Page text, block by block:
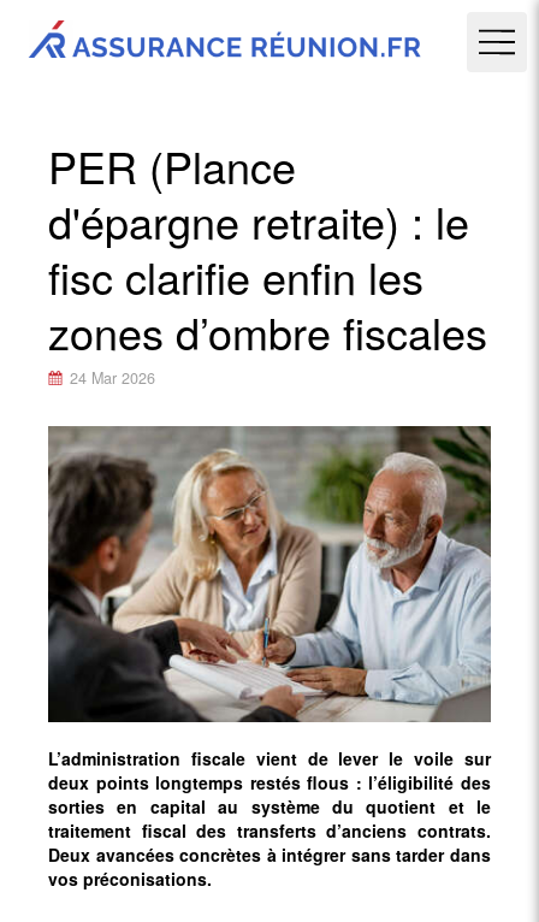
PER (Plance
d'épargne retraite) : le
fisc clarifie enfin les
zones d’ombre fiscales
24 Mar 2026
L’administration fiscale vient de lever le voile sur
deux points longtemps restés flous : l’éligibilité des
sorties en capital au système du quotient et le
traitement fiscal des transferts d’anciens contrats.
Deux avancées concrètes à intégrer sans tarder dans
vos préconisations.